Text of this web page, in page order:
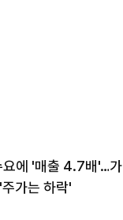
요에 '매출 4.7배'…가
가는 하락'